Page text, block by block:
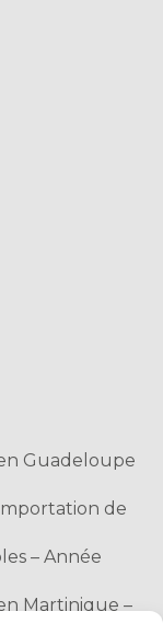
Guadeloupe
de
– Année
Martinique –